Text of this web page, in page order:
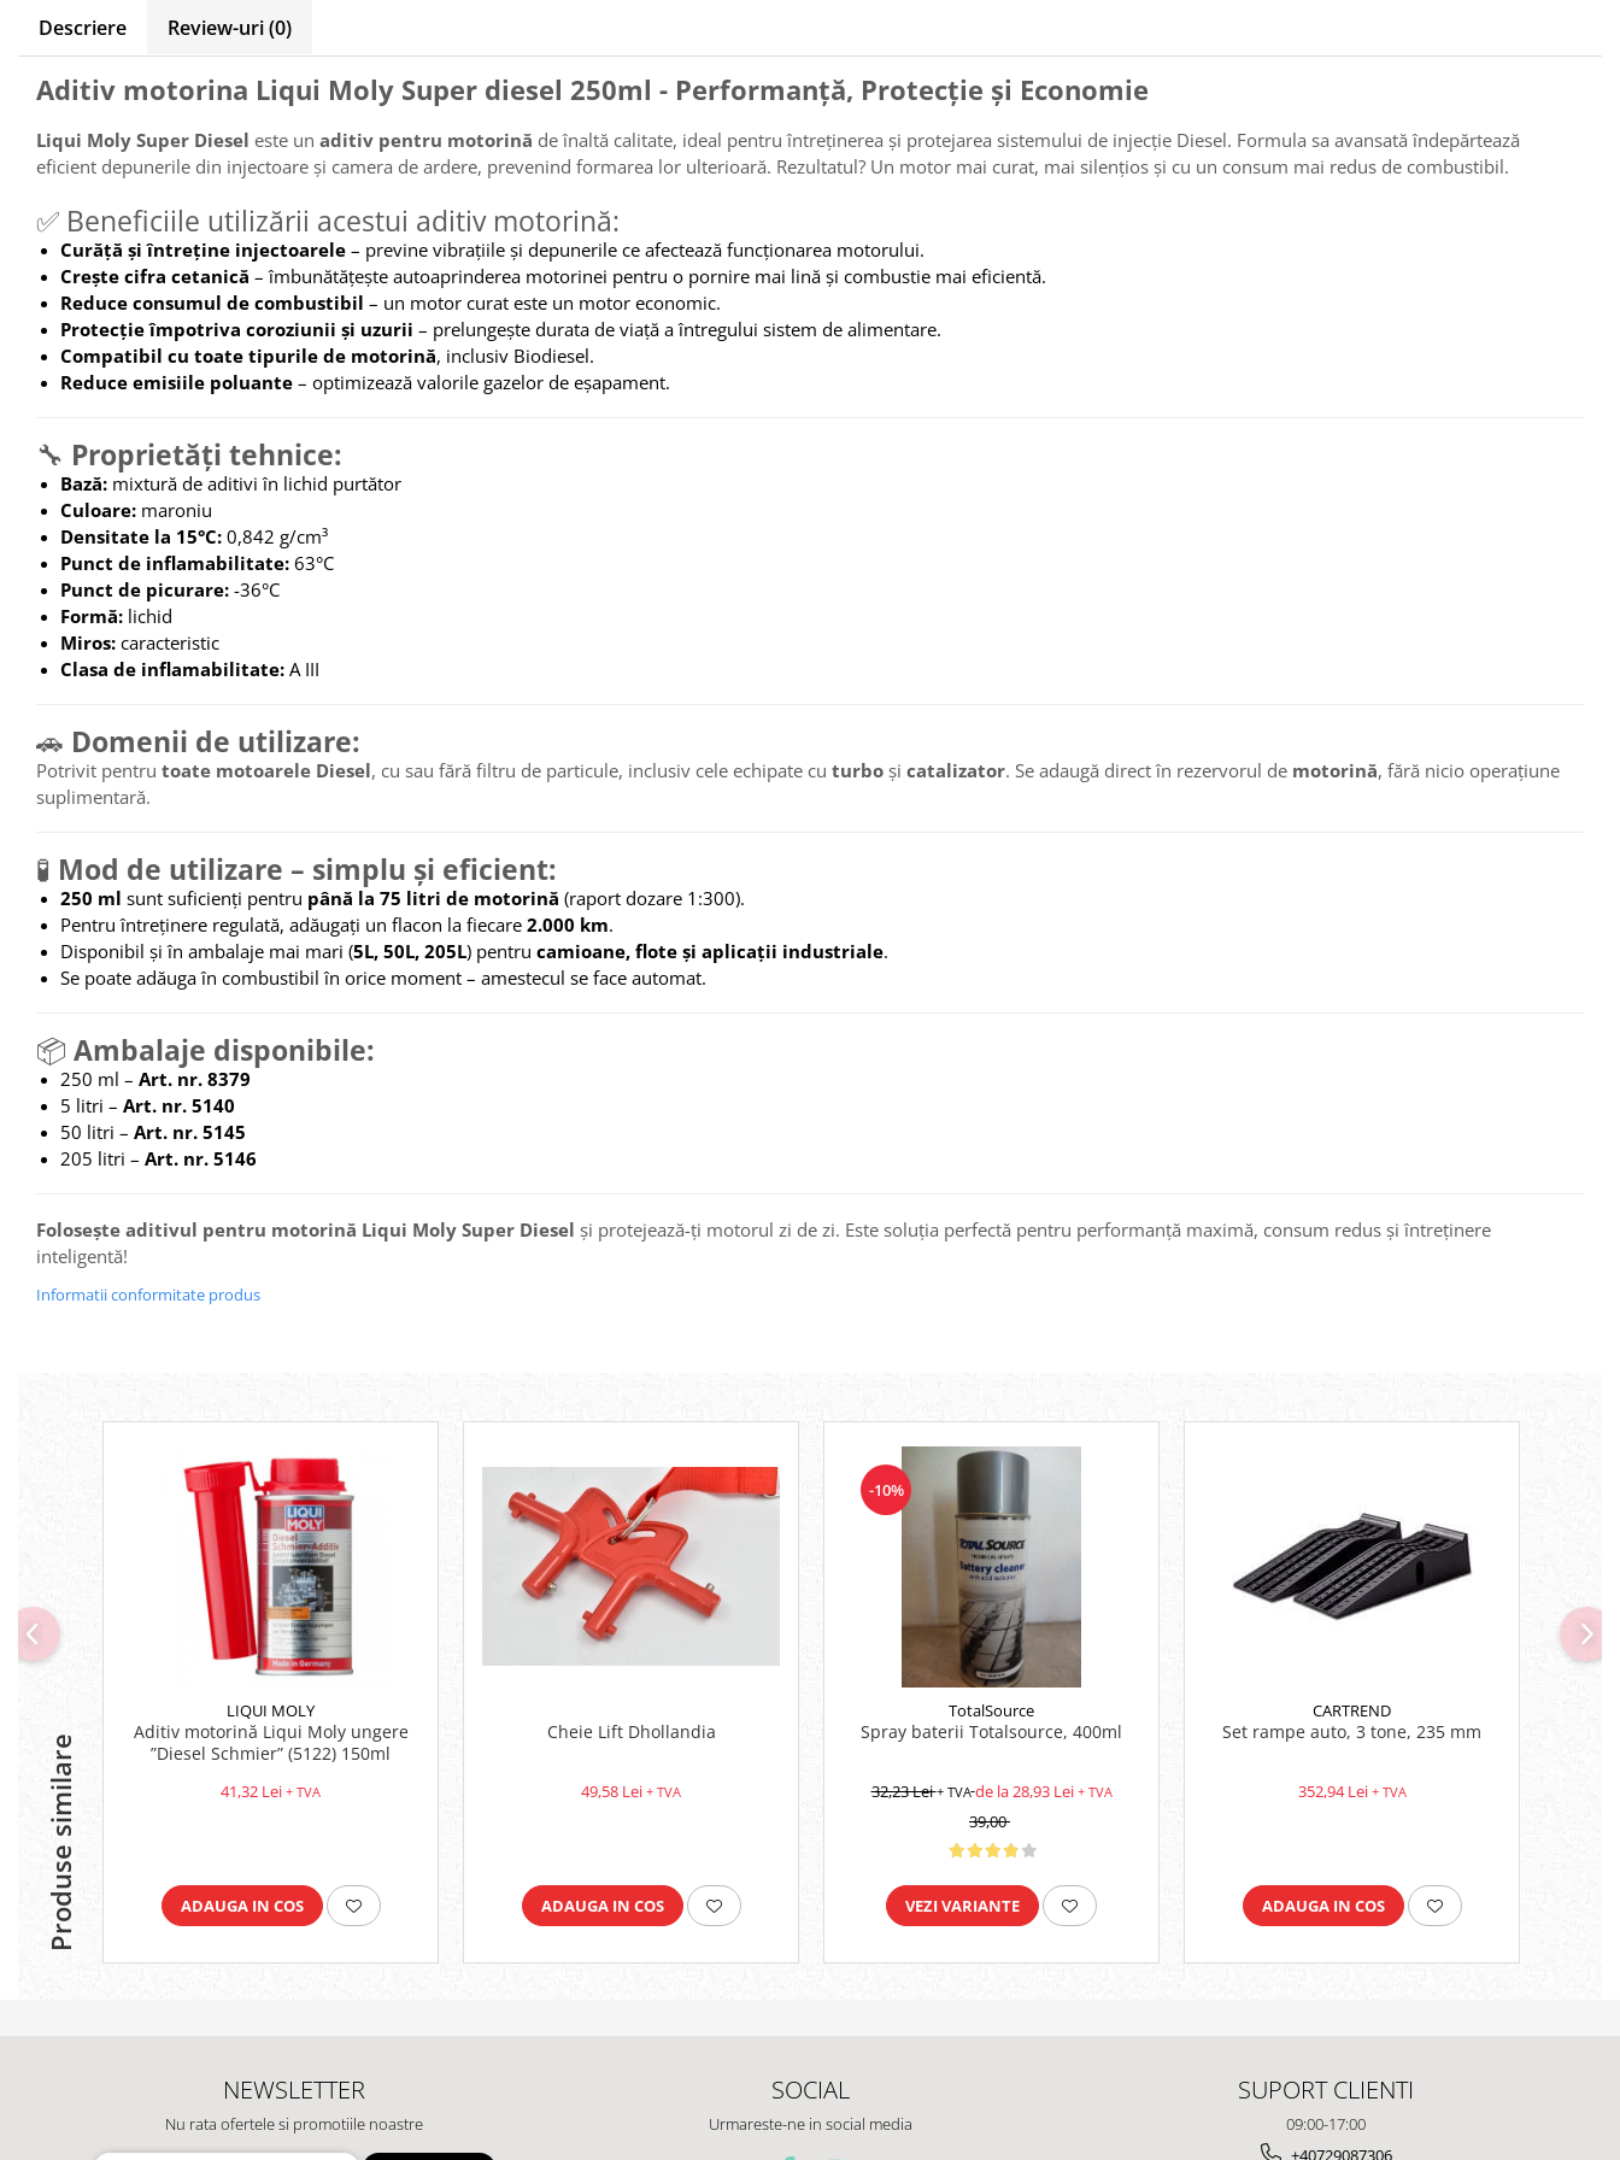
Ulei motor
Statii ulei
Carucior butoi 200 L
Ulei pentru compresor
Ridicare
Suport butelii
Automatizarea productiei
Curatenie
Rezervor mobil motorina
Sudare manuala
Pozitionere de sudura
Instalatii de rotire
Platforme foarfeca
Tip VD / VG
Tip GU / GU-E - compacte
Tip SGU - pentru span
Tip SMGU - mini pentru span
Tip RD - cu capac rotund
Tip BKC - de mare capacitate
Tip DUO / TRIO
Tip NK - mecanism foarfeca
Prelungitoare furci stivuitor
Traverse pentru BSK
Tip SB - cu bază rabatabilă
Nacela stivuitor
Translator stivuitor
Prelungitor lame stivuitor CAM
attachments
Atasamente profesionale CAM
Dispozitive ridicare butoaie
Descriere Review-uri(0)
Aditiv motorina Liqui Moly Super diesel 250ml - Performanță, Protecție și Economie
Liqui Moly Super Diesel este un aditiv pentru motorină de înaltă calitate, ideal pentru întreținerea și protejarea sistemului de injecție Diesel. Formula sa avansată îndepărtează
eficient depunerile din injectoare și camera de ardere, prevenind formarea lor ulterioară. Rezultatul? Un motor mai curat, mai silențios și cu un consum mai redus de combustibil.
✅ Beneficiile utilizării acestui aditiv motorină:
Curăță și întreține injectoarele – previne vibrațiile și depunerile ce afectează funcționarea motorului.
Crește cifra cetanică – îmbunătățește autoaprinderea motorinei pentru o pornire mai lină și combustie mai eficientă.
Reduce consumul de combustibil – un motor curat este un motor economic.
Protecție împotriva coroziunii și uzurii – prelungește durata de viață a întregului sistem de alimentare.
Compatibil cu toate tipurile de motorină, inclusiv Biodiesel.
Reduce emisiile poluante – optimizează valorile gazelor de eșapament.
🔧 Proprietăți tehnice:
Bază: mixtură de aditivi în lichid purtător
Culoare: maroniu
Densitate la 15°C: 0,842 g/cm³
Punct de inflamabilitate: 63°C
Punct de picurare: -36°C
Formă: lichid
Miros: caracteristic
Clasa de inflamabilitate: A III
🚗 Domenii de utilizare:
Potrivit pentru toate motoarele Diesel, cu sau fără filtru de particule, inclusiv cele echipate cu turbo și catalizator. Se adaugă direct în rezervorul de motorină, fără nicio operațiune
suplimentară.
🧪 Mod de utilizare – simplu și eficient:
250 ml sunt suficienți pentru până la 75 litri de motorină (raport dozare 1:300).
Pentru întreținere regulată, adăugați un flacon la fiecare 2.000 km.
Disponibil și în ambalaje mai mari (5L, 50L, 205L) pentru camioane, flote și aplicații industriale.
Se poate adăuga în combustibil în orice moment – amestecul se face automat.
📦 Ambalaje disponibile:
250 ml – Art. nr. 8379
5 litri – Art. nr. 5140
50 litri – Art. nr. 5145
205 litri – Art. nr. 5146
Folosește aditivul pentru motorină Liqui Moly Super Diesel și protejează-ți motorul zi de zi. Este soluția perfectă pentru performanță maximă, consum redus și întreținere
inteligentă!
Informatii conformitate produs
Produse similare
LIQUI MOLY
Aditiv motorină Liqui Moly ungere
”Diesel Schmier” (5122) 150ml
41,32 Lei + TVA
ADAUGA IN COS
Cheie Lift Dhollandia
49,58 Lei + TVA
ADAUGA IN COS
-10%
TotalSource
Spray baterii Totalsource, 400ml
32,23 Lei+ TVA de la 28,93 Lei + TVA
39,00
VEZI VARIANTE
CARTREND
Set rampe auto, 3 tone, 235 mm
352,94 Lei + TVA
ADAUGA IN COS
NEWSLETTER
Nu rata ofertele si promotiile noastre
SOCIAL
Urmareste-ne in social media
SUPORT CLIENTI
09:00-17:00
+40729087306